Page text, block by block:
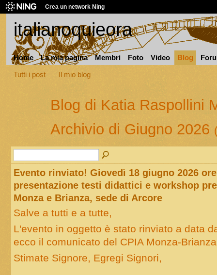
Crea un network Ning
italianoquieora
Home La mia pagina Membri Foto Video Blog
Tutti i post Il mio blog
Blog di Katia Raspollini
Archivio di Giugno 2026
Evento rinviato! Giovedì 18 giugno 2026
presentazione testi didattici e workshop
Monza e Brianza, sede di Arcore
Salve a tutti e a tutte,
L'evento in oggetto è stato rinviato a data
ecco il comunicato del CPIA Monza-
Stimate Signore, Egregi Signori,